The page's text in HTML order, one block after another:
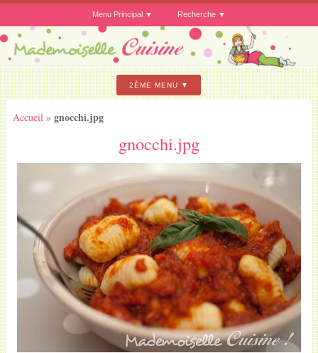
Menu Principal Recherche
2ÈME MENU
Accueil » gnocchi.jpg
gnocchi.jpg